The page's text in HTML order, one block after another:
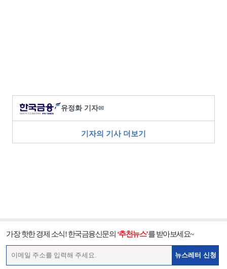
유정화 기자✉
기자의 기사 더보기
가장 핫한 경제 소식! 한국금융신문의 ‘추천뉴스’를 받아보세요~
뉴스레터 신청